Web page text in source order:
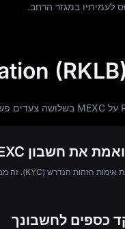
לעמיתיו במגזר הרחב.